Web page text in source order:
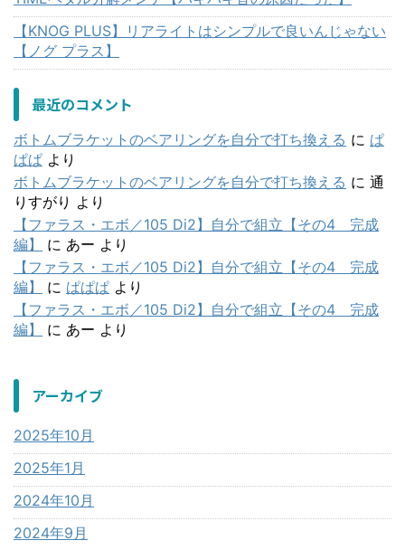
【KNOG PLUS】リアライトはシンプルで良いんじゃない
【ノグ プラス】
最近のコメント
ボトムブラケットのベアリングを自分で打ち換える に ぱ
ぱぱ より
ボトムブラケットのベアリングを自分で打ち換える に 通
りすがり より
【ファラス・エボ／105 Di2】自分で組立【その4 完成
編】
に あー より
【ファラス・エボ／105 Di2】自分で組立【その4 完成
編】
に ぱぱぱ より
【ファラス・エボ／105 Di2】自分で組立【その4 完成
編】
に あー より
アーカイブ
2025年10月
2025年1月
2024年10月
2024年9月